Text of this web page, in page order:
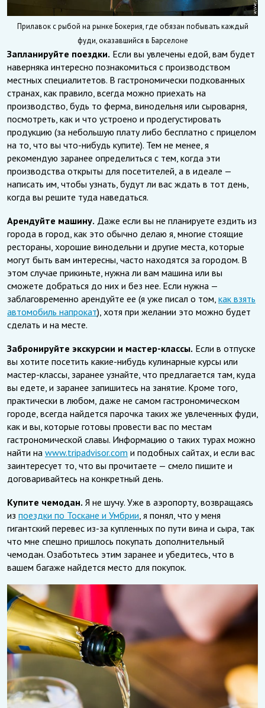
Прилавок с рыбой на рынке Бокерия, где обязан побывать каждый
фуди, оказавшийся в Барселоне
Запланируйте поездки. Если вы увлечены едой, вам будет
наверняка интересно познакомиться с производством
местных специалитетов. В гастрономически подкованных
странах, как правило, всегда можно приехать на
производство, будь то ферма, винодельня или сыроварня,
посмотреть, как и что устроено и продегустировать
продукцию (за небольшую плату либо бесплатно с прицелом
на то, что вы что-нибудь купите). Тем не менее, я
рекомендую заранее определиться с тем, когда эти
производства открыты для посетителей, а в идеале —
написать им, чтобы узнать, будут ли вас ждать в тот день,
когда вы решите туда наведаться.
Арендуйте машину. Даже если вы не планируете ездить из
города в город, как это обычно делаю я, многие стоящие
рестораны, хорошие винодельни и другие места, которые
могут быть вам интересны, часто находятся за городом. В
этом случае прикиньте, нужна ли вам машина или вы
сможете добраться до них и без нее. Если нужна —
заблаговременно арендуйте ее (я уже писал о том, как взять
автомобиль напрокат), хотя при желании это можно будет
сделать и на месте.
Забронируйте экскурсии и мастер-классы. Если в отпуске
вы хотите посетить какие-нибудь кулинарные курсы или
мастер-классы, заранее узнайте, что предлагается там, куда
вы едете, и заранее запишитесь на занятие. Кроме того,
практически в любом, даже не самом гастрономическом
городе, всегда найдется парочка таких же увлеченных фуди,
как и вы, которые готовы провести вас по местам
гастрономической славы. Информацию о таких турах можно
найти на www.tripadvisor.com и подобных сайтах, и если вас
заинтересует то, что вы прочитаете — смело пишите и
договаривайтесь на конкретный день.
Купите чемодан. Я не шучу. Уже в аэропорту, возвращаясь
из поездки по Тоскане и Умбрии , я понял, что у меня
гигантский перевес из-за купленных по пути вина и сыра, так
что мне спешно пришлось покупать дополнительный
чемодан. Озаботьтесь этим заранее и убедитесь, что в
вашем багаже найдется место для покупок.